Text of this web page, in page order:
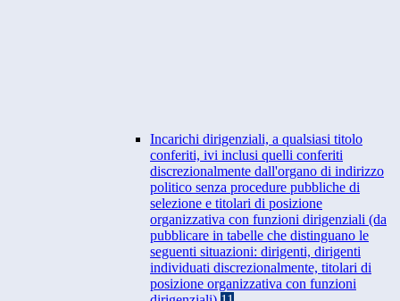
Incarichi dirigenziali, a qualsiasi titolo
conferiti, ivi inclusi quelli conferiti
discrezionalmente dall'organo di indirizzo
politico senza procedure pubbliche di
selezione e titolari di posizione
organizzativa con funzioni dirigenziali (da
pubblicare in tabelle che distinguano le
seguenti situazioni: dirigenti, dirigenti
individuati discrezionalmente, titolari di
posizione organizzativa con funzioni